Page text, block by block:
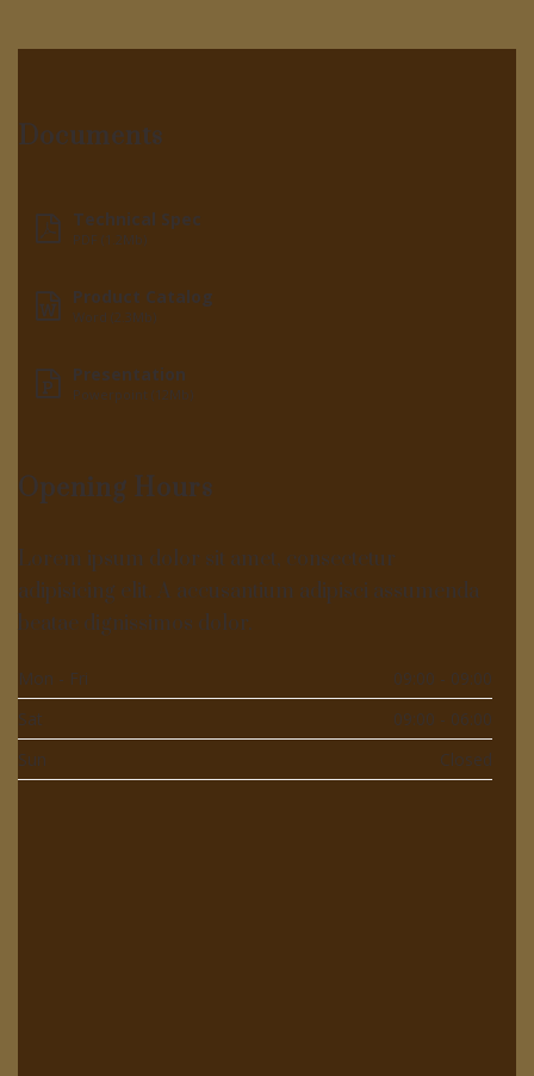
Documents
Technical Spec
PDF (1.2Mb)
Product Catalog
Word (2.3Mb)
Presentation
Powerpoint (12Mb)
Opening Hours
Lorem ipsum dolor sit amet, consectetur
adipisicing elit. A accusantium adipisci assumenda
beatae dignissimos dolor.
Mon - Fri
09:00 - 09:00
Sat
09:00 - 06:00
Sun
Closed